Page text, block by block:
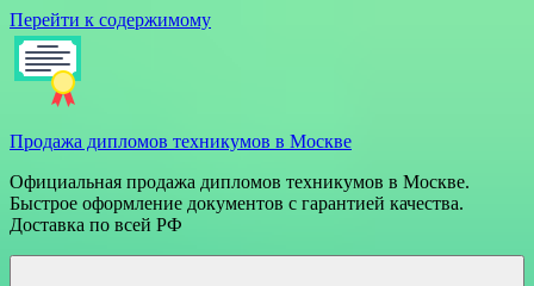
Перейти к содержимому
Продажа дипломов техникумов в Москве
Официальная продажа дипломов техникумов в Москве.
Быстрое оформление документов с гарантией качества.
Доставка по всей РФ